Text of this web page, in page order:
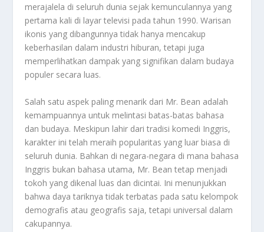
merajalela di seluruh dunia sejak kemunculannya yang
pertama kali di layar televisi pada tahun 1990. Warisan
ikonis yang dibangunnya tidak hanya mencakup
keberhasilan dalam industri hiburan, tetapi juga
memperlihatkan dampak yang signifikan dalam budaya
populer secara luas.
Salah satu aspek paling menarik dari Mr. Bean adalah
kemampuannya untuk melintasi batas-batas bahasa
dan budaya. Meskipun lahir dari tradisi komedi Inggris,
karakter ini telah meraih popularitas yang luar biasa di
seluruh dunia. Bahkan di negara-negara di mana bahasa
Inggris bukan bahasa utama, Mr. Bean tetap menjadi
tokoh yang dikenal luas dan dicintai. Ini menunjukkan
bahwa daya tariknya tidak terbatas pada satu kelompok
demografis atau geografis saja, tetapi universal dalam
cakupannya.